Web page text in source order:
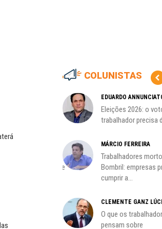
COLUNISTAS
nas eleições de
EDUARDO
Eleições 2026: o
trabalhador precisa
MÁRCIO FERREIRA
Trabalhadores
Bombril: empresas
cumprir a...
CLEMENTE GANZ
O que os
pensam sobre